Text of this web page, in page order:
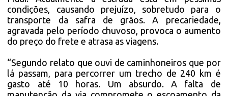
condições, causando prejuízo, sobretudo para o
transporte da safra de grãos. A precariedade,
agravada pelo período chuvoso, provoca o aumento
do preço do frete e atrasa as viagens.
“Segundo relato que ouvi de caminhoneiros que por
lá passam, para percorrer um trecho de 240 km é
gasto até 10 horas. Um absurdo. A falta de